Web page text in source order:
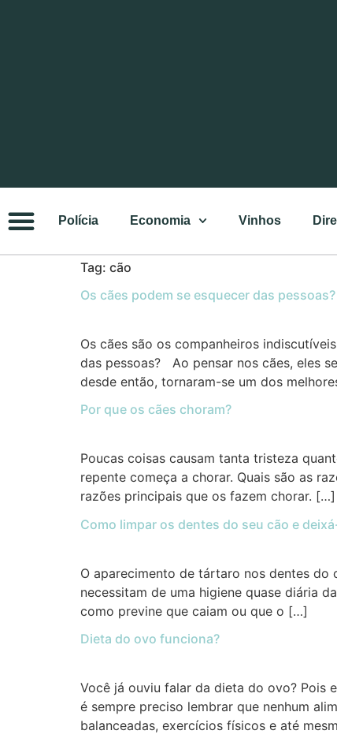
Polícia Economia Vinhos
Tag: cão
Os cães podem se esquecer das pessoas?
Os cães são os companheiros
das pessoas? Ao pensar nos cães, eles
desde então, tornaram-se um dos
Por que os cães choram?
Poucas coisas causam tanta tristeza
repente começa a chorar. Quais são as
razões principais que os fazem chorar. […]
Como limpar os dentes do seu cão e
O aparecimento de tártaro nos dentes do
necessitam de uma higiene quase diária
como previne que caiam ou que o […]
Dieta do ovo funciona?
Você já ouviu falar da dieta do ovo? Pois
é sempre preciso lembrar que nenhum
balanceadas, exercícios físicos e até